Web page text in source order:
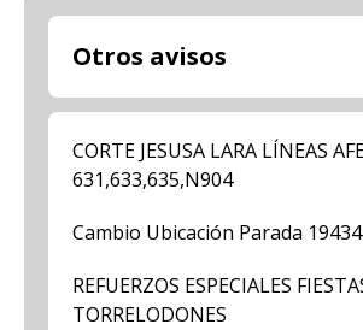
Otros avisos
CORTE JESUSA LARA LÍNEAS
631,633,635,N904
Cambio Ubicación Parada 19434
REFUERZOS ESPECIALES
TORRELODONES